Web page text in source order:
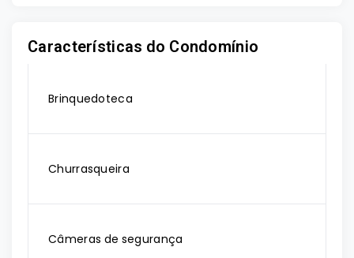
Características do Condomínio
Brinquedoteca
Churrasqueira
Câmeras de segurança